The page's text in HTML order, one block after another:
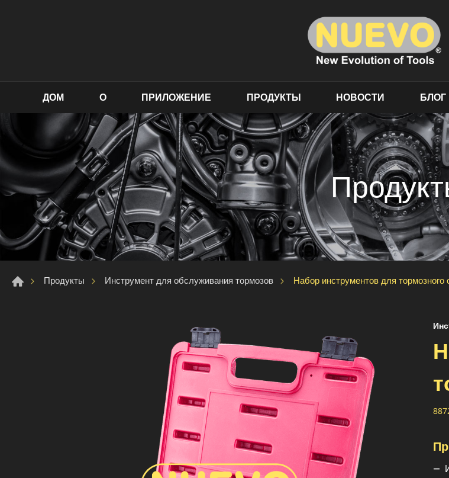
ДОМ О ПРИЛОЖЕНИЕ ПРОДУКТЫ НОВОСТИ БЛОГ
Продукты Инструмент для обслуживания тормозов Набор инструментов для тормозного